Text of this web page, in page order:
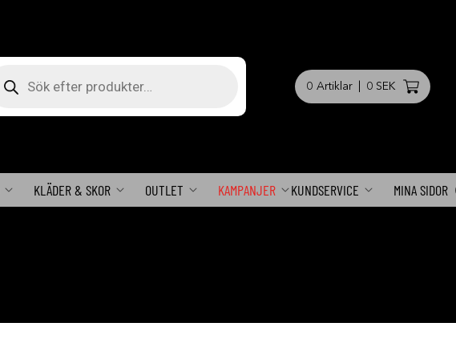
0 Artiklar 0 SEK
KLÄDER & SKOR OUTLET KAMPANJER KUNDSERVICE MINA SIDOR